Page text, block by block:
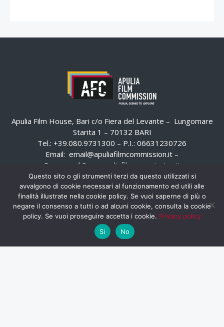
Apulia Film House, Bari c/o Fiera del Levante – Lungomare
Starita 1 – 70132 BARI
Tel.: +39.080.9731300 – P.I.: 06631230726
Email: email@apuliafilmcommission.it –
Pec:
email@pec.apuliafilmcommission.it
Questo sito o gli strumenti terzi da questo utilizzati si
avvalgono di cookie necessari al funzionamento ed utili alle
finalità illustrate nella cookie policy. Se vuoi saperne di più o
negare il consenso a tutti o ad alcuni cookie, consulta la cookie
policy. Se vuoi proseguire accetta i cookie. Privacy policy
Si
No